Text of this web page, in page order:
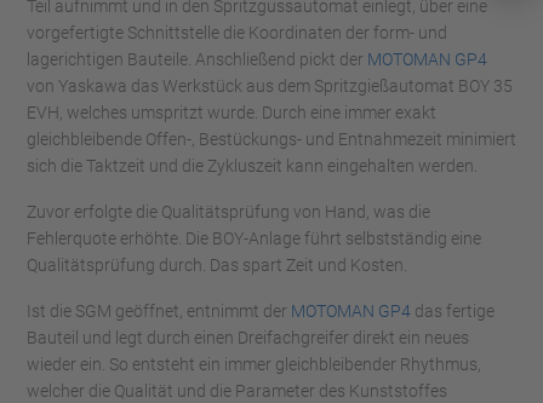
Teil aufnimmt und in den Spritzgussautomat einlegt, über eine
vorgefertigte Schnittstelle die Koordinaten der form- und
lagerichtigen Bauteile. Anschließend pickt der MOTOMAN GP4
von Yaskawa das Werkstück aus dem Spritzgießautomat BOY 35
EVH, welches umspritzt wurde. Durch eine immer exakt
gleichbleibende Offen-, Bestückungs- und Entnahmezeit minimiert
sich die Taktzeit und die Zykluszeit kann eingehalten werden.
Zuvor erfolgte die Qualitätsprüfung von Hand, was die
Fehlerquote erhöhte. Die BOY-Anlage führt selbstständig eine
Qualitätsprüfung durch. Das spart Zeit und Kosten.
Ist die SGM geöffnet, entnimmt der MOTOMAN GP4 das fertige
Bauteil und legt durch einen Dreifachgreifer direkt ein neues
wieder ein. So entsteht ein immer gleichbleibender Rhythmus,
welcher die Qualität und die Parameter des Kunststoffes